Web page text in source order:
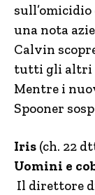
una nota
Calvin
tutti gli altri
Mentre i
Spooner
Iris (ch. 22
Uomini e
Il direttore